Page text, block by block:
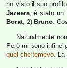
ho visto il suo
Jazeera, è stato un
Borat; 2) Bruno.
Naturalmente
Però mi sono infine
quel che temevo. La